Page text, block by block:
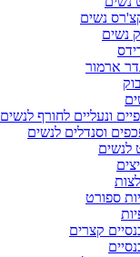
נשים
נשים
ארמור
ונעליים לחורף לנשים
וסנדלים לנשים
לנשים
ספורט
קצרים